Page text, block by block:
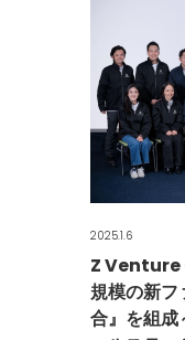
2025.1.6
Z Venture
規模の新
合』を組